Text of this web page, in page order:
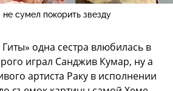
сумел покорить звезду
одна сестра влюбилась в
играл Санджив Кумар, ну а
артиста Раку в исполнении